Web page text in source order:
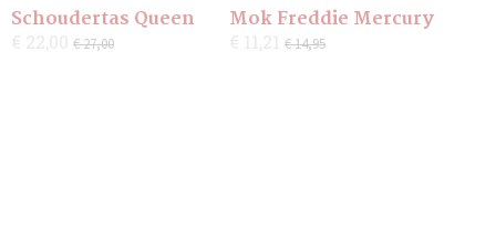
Schoudertas Queen
€ 27,00
Mok Freddie Mercury
€ 14,95